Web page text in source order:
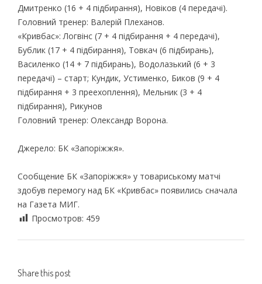
Дмитренко (16 + 4 підбирання), Новіков (4 передачі).
Головний тренер: Валерій Плеханов.
«Кривбас»: Логвінс (7 + 4 підбирання + 4 передачі),
Бублик (17 + 4 підбирання), Товкач (6 підбирань),
Василенко (14 + 7 підбирань), Водолазький (6 + 3
передачі) – старт; Кундик, Устименко, Биков (9 + 4
підбирання + 3 преехоплення), Мельник (3 + 4
підбирання), Рикунов
Головний тренер: Олександр Ворона.
Джерело: БК «Запоріжжя».
Сообщение БК «Запоріжжя» у товариському матчі
здобув перемогу над БК «Кривбас» появились сначала
на Газета МИГ.
Просмотров: 459
Share this post